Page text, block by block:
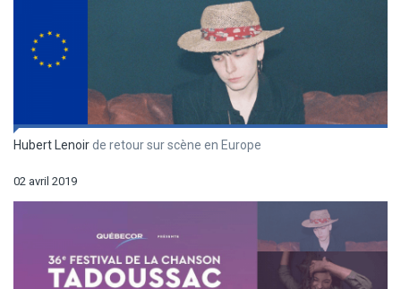
Hubert Lenoirde retour sur scène en Europe
02 avril 2019